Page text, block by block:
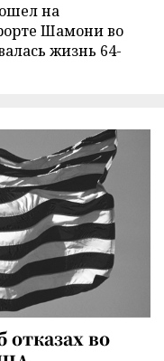
на
Шамони во
жизнь 64-
отказах во